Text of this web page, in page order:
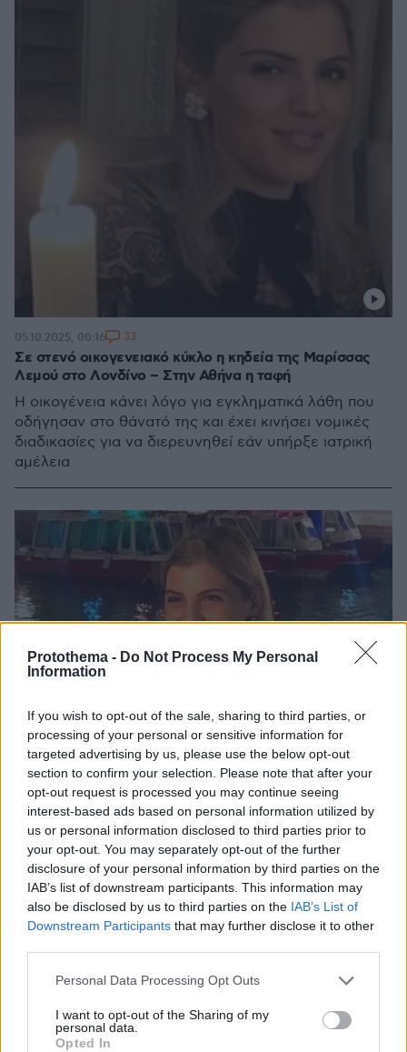
Protothema - Do Not Process My Personal
Information
If you wish to opt-out of the sale, sharing to third parties, or
processing of your personal or sensitive information for
targeted advertising by us, please use the below opt-out
section to confirm your selection. Please note that after your
opt-out request is processed you may continue seeing
interest-based ads based on personal information utilized by
us or personal information disclosed to third parties prior to
your opt-out. You may separately opt-out of the further
disclosure of your personal information by third parties on the
IAB’s list of downstream participants. This information may
also be disclosed by us to third parties on the IAB’s List of
Downstream Participants that may further disclose it to other
Please note that this website/app uses one or more Google
not limited to your visit or usage behaviour. You may click to
grant or deny consent to Google and its third-party tags to
Personal Data Processing Opt Outs
I want to opt-out of the Sharing of my
personal data.
Opted In
Σε στενό οικογενειακό κύκλο η κηδεία της Μαρίσσας
Λεμού στο Λονδίνο – Στην Αθήνα η ταφή
Η οικογένεια κάνει λόγο για εγκληματικά λάθη που
οδήγησαν στο θάνατό της και έχει κινήσει νομικές
διαδικασίες για να διερευνηθεί εάν υπήρξε ιατρική
αμέλεια
05.10.2025, 00:16 33
Daily Mail: Η Μαρίσσα Λεμού πέθανε από σήψη μετά
Η οικογένεια Λεμού εξακολουθεί να απαιτεί
απαντήσεις, καθώς δεν έχει ακόμη καταλάβει ποιο
έντομο τσίμπησε τη Μαρίσσα, πότε και πού συνέβη
30.09.2025, 07:32 32